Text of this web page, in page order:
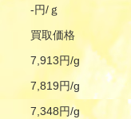
-円/ｇ
買取価格
7,913円/g
7,819円/g
7,348円/g